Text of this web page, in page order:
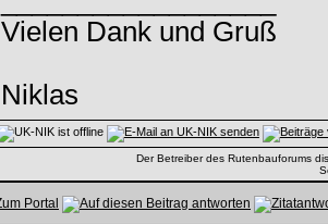
Vielen Dank und Gruß
Niklas
Der Betreiber des Rutenbauforums